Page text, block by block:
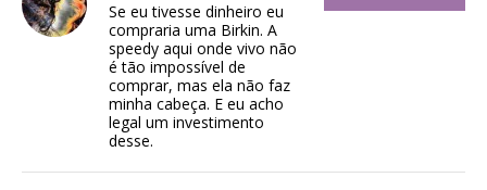
Se eu tivesse dinheiro eu
compraria uma Birkin. A
speedy aqui onde vivo não
é tão impossível de
comprar, mas ela não faz
minha cabeça. E eu acho
legal um investimento
desse.